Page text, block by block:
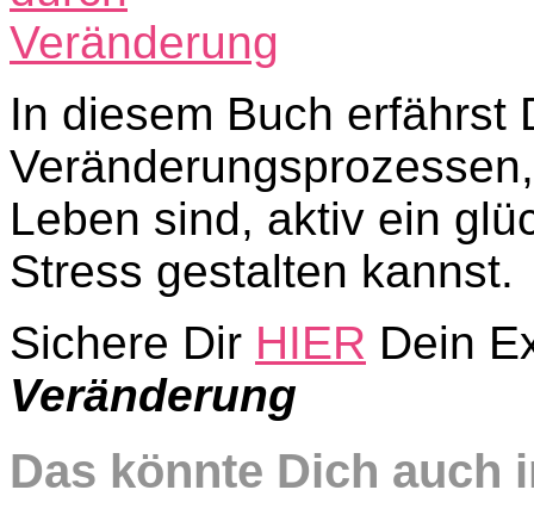
In diesem Buch erfährst
Leben sind, aktiv ein
Stress gestalten kannst.
Sichere Dir HIER Dein
Veränderung
Das könnte Dich auch